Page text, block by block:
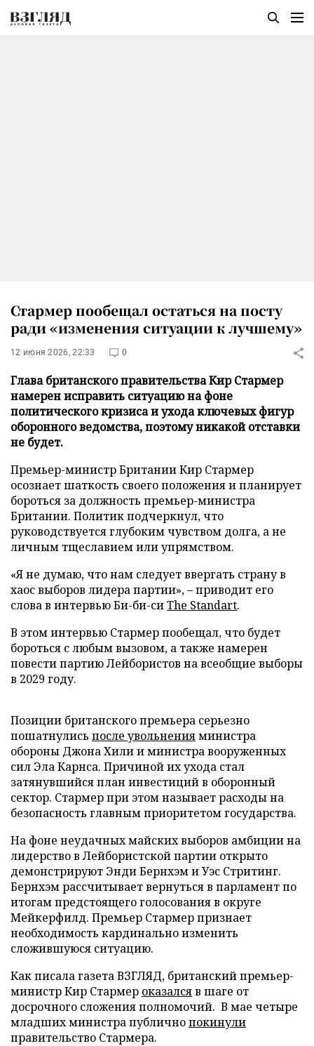
Стармер пообещал остаться на посту
ради «изменения ситуации к лучшему»
12 июня 2026, 22:33 0
Глава британского правительства Кир Стармер
намерен исправить ситуацию на фоне
политического кризиса и ухода ключевых фигур
оборонного ведомства, поэтому никакой отставки
не будет.
Премьер-министр Британии Кир Стармер
осознает шаткость своего положения и планирует
бороться за должность премьер-министра
Британии. Политик подчеркнул, что
руководствуется глубоким чувством долга, а не
личным тщеславием или упрямством.
«Я не думаю, что нам следует ввергать страну в
хаос выборов лидера партии», – приводит его
слова в интервью Би-би-сиThe Standart.
В этом интервью Стармер пообещал, что будет
бороться с любым вызовом, а также намерен
повести партию Лейбористов на всеобщие выборы
в 2029 году.
Позиции британского премьера серьезно
пошатнулись после увольненияминистра
обороны Джона Хили и министра вооруженных
сил Эла Карнса. Причиной их ухода стал
затянувшийся план инвестиций в оборонный
сектор. Стармер при этом называет расходы на
безопасность главным приоритетом государства.
На фоне неудачных майских выборов амбиции на
лидерство в Лейбористской партии открыто
демонстрируют Энди Бернхэм и Уэс Стритинг.
Бернхэм рассчитывает вернуться в парламент по
итогам предстоящего голосования в округе
Мейкерфилд. Премьер Стармер признает
необходимость кардинально изменить
сложившуюся ситуацию.
Как писала газета ВЗГЛЯД, британский премьер-
министр Кир Стармер оказалсяв шаге от
досрочного сложения полномочий. В мае четыре
младших министра публичнопокинули
правительство Стармера.